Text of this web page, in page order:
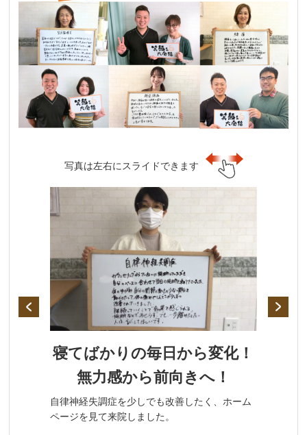
写真は左右にスライドできます
寝てばかりの毎日から変化！
無力感から前向きへ！
自律神経失調症を少しでも改善したく、ホーム
ページを見て来院しました。